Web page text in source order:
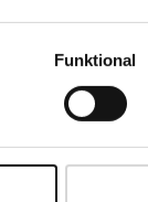
Funktional